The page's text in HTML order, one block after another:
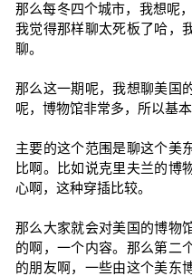
那么每冬四个城市，我想呢
我觉得那样聊太死板了哈，
聊。
那么这一期呢，我想聊美国
呢，博物馆非常多，所以基本
主要的这个范围是聊这个美
比啊。比如说克里夫兰的博
心啊，这种穿插比较。
那么大家就会对美国的博物
的啊，一个内容。那么第二
的朋友啊，一些由这个美东